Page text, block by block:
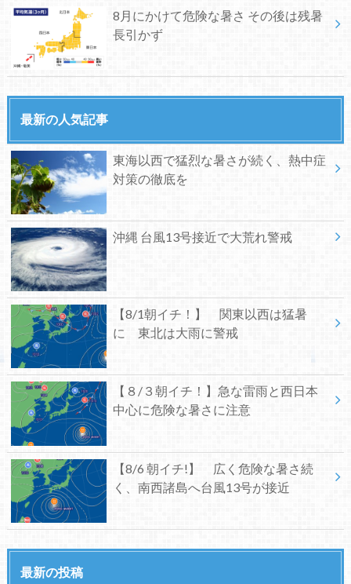
8月にかけて危険な暑さ その後は残暑
長引かず
最新の人気記事
東海以西で猛烈な暑さが続く、熱中症
対策の徹底を
沖縄 台風13号接近で大荒れ警戒
【8/1朝イチ！】 関東以西は猛暑
に 東北は大雨に警戒
【８/３朝イチ！】急な雷雨と西日本
中心に危険な暑さに注意
【8/6 朝イチ!】 広く危険な暑さ続
く、南西諸島へ台風13号が接近
最新の投稿